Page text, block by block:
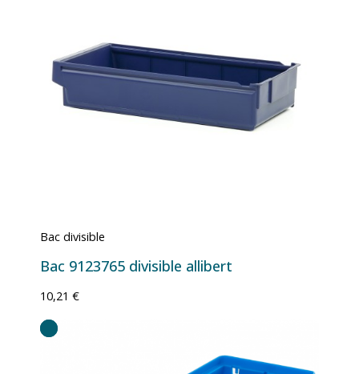
Bac divisible
Bac 9123765 divisible allibert
10,21 €